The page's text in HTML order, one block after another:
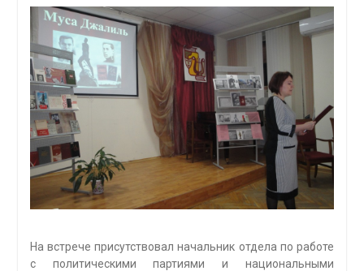
На встрече присутствовал начальник отдела по работе
с политическими партиями и национальными